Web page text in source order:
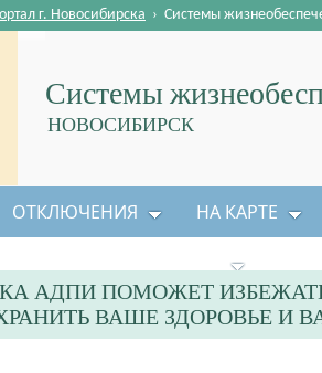
Системы
НОВОСИБИРСК
г. Новосибирска › Системы
ОТКЛЮЧЕНИЯ НА КАРТЕ
АДПИ ПОМОЖЕТ
ВАШЕ ЗДОРОВЬЕ И